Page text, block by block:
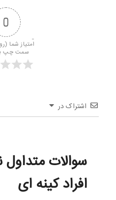
0
امتیاز شما
سمت چپ
اشتراک در
سوالات متداول
افراد کینه ای